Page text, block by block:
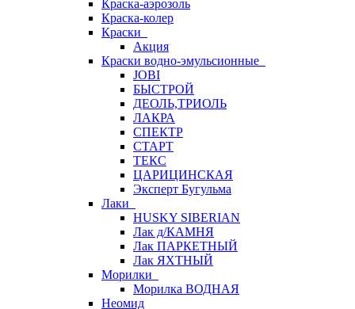
Краска-аэрозоль
Краска-колер
Краски
Акция
Краски водно-эмульсионные
JOBI
БЫСТРОЙ
ДЕОЛЬ,ТРИОЛЬ
ЛАКРА
СПЕКТР
СТАРТ
ТЕКС
ЦАРИЦИНСКАЯ
Эксперт Бугульма
Лаки
HUSKY SIBERIAN
Лак д/КАМНЯ
Лак ПАРКЕТНЫЙ
Лак ЯХТНЫЙ
Морилки
Морилка ВОДНАЯ
Неомид